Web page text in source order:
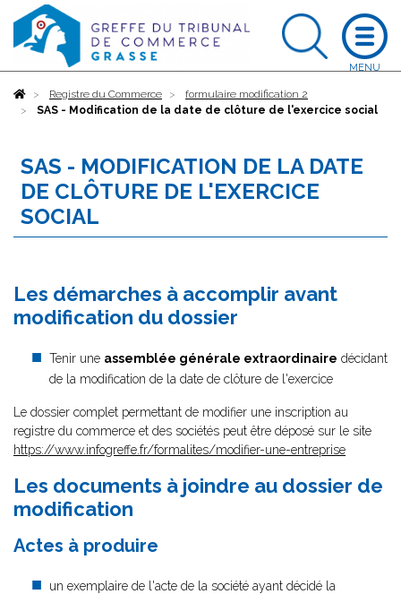
AccueilRegistre du Commerce
formulaire modification 2
SAS - Modification de la date de clôture de l'exercice social
SAS - MODIFICATION DE LA DATE
DE CLÔTURE DE L'EXERCICE
SOCIAL
Les démarches à accomplir avant
modification du dossier
Tenir une assemblée générale extraordinaire décidant
de la modification de la date de clôture de l'exercice
Le dossier complet permettant de modifier une inscription au
registre du commerce et des sociétés peut être déposé sur le site
https://www.infogreffe.fr/formalites/modifier-une-entreprise
Les documents à joindre au dossier de
modification
Actes à produire
un exemplaire de l'acte de la société ayant décidé la